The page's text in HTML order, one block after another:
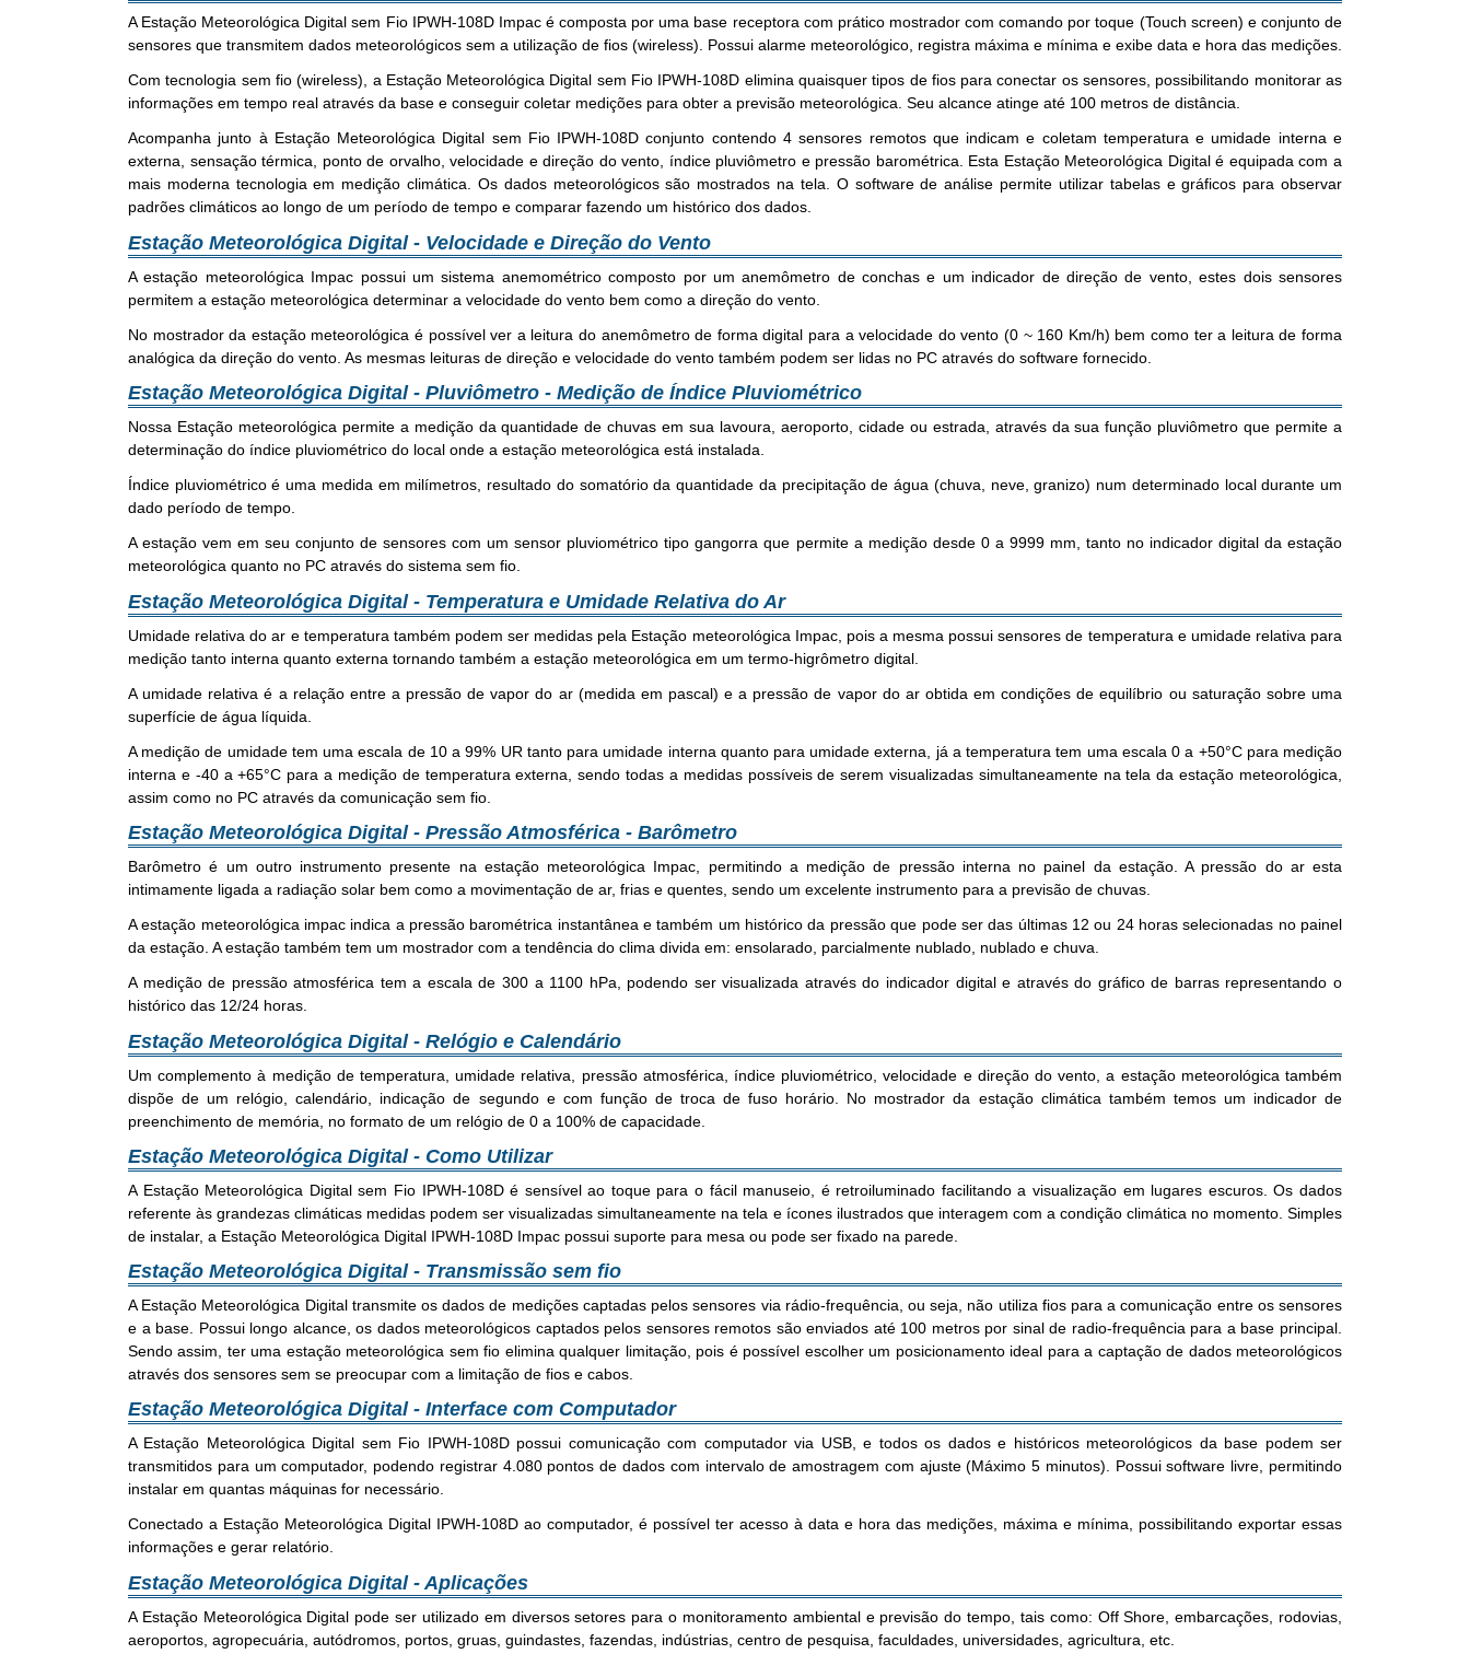
A Estação Meteorológica Digital sem Fio IPWH-108D Impac é composta por uma base receptora com prático mostrador com comando por toque (Touch screen) e conjunto de
sensores que transmitem dados meteorológicos sem a utilização de fios (wireless). Possui alarme meteorológico, registra máxima e mínima e exibe data e hora das medições.
Com tecnologia sem fio (wireless), a Estação Meteorológica Digital sem Fio IPWH-108D elimina quaisquer tipos de fios para conectar os sensores, possibilitando monitorar as
informações em tempo real através da base e conseguir coletar medições para obter a previsão meteorológica. Seu alcance atinge até 100 metros de distância.
Acompanha junto à Estação Meteorológica Digital sem Fio IPWH-108D conjunto contendo 4 sensores remotos que indicam e coletam temperatura e umidade interna e
externa, sensação térmica, ponto de orvalho, velocidade e direção do vento, índice pluviômetro e pressão barométrica. Esta Estação Meteorológica Digital é equipada com a
mais moderna tecnologia em medição climática. Os dados meteorológicos são mostrados na tela. O software de análise permite utilizar tabelas e gráficos para observar
padrões climáticos ao longo de um período de tempo e comparar fazendo um histórico dos dados.
Estação Meteorológica Digital - Velocidade e Direção do Vento
A estação meteorológica Impac possui um sistema anemométrico composto por um anemômetro de conchas e um indicador de direção de vento, estes dois sensores
permitem a estação meteorológica determinar a velocidade do vento bem como a direção do vento.
No mostrador da estação meteorológica é possível ver a leitura do anemômetro de forma digital para a velocidade do vento (0 ~ 160 Km/h) bem como ter a leitura de forma
analógica da direção do vento. As mesmas leituras de direção e velocidade do vento também podem ser lidas no PC através do software fornecido.
Estação Meteorológica Digital - Pluviômetro - Medição de Índice Pluviométrico
Nossa Estação meteorológica permite a medição da quantidade de chuvas em sua lavoura, aeroporto, cidade ou estrada, através da sua função pluviômetro que permite a
determinação do índice pluviométrico do local onde a estação meteorológica está instalada.
Índice pluviométrico é uma medida em milímetros, resultado do somatório da quantidade da precipitação de água (chuva, neve, granizo) num determinado local durante um
dado período de tempo.
A estação vem em seu conjunto de sensores com um sensor pluviométrico tipo gangorra que permite a medição desde 0 a 9999 mm, tanto no indicador digital da estação
meteorológica quanto no PC através do sistema sem fio.
Estação Meteorológica Digital - Temperatura e Umidade Relativa do Ar
Umidade relativa do ar e temperatura também podem ser medidas pela Estação meteorológica Impac, pois a mesma possui sensores de temperatura e umidade relativa para
medição tanto interna quanto externa tornando também a estação meteorológica em um termo-higrômetro digital.
A umidade relativa é a relação entre a pressão de vapor do ar (medida em pascal) e a pressão de vapor do ar obtida em condições de equilíbrio ou saturação sobre uma
superfície de água líquida.
A medição de umidade tem uma escala de 10 a 99% UR tanto para umidade interna quanto para umidade externa, já a temperatura tem uma escala 0 a +50°C para medição
interna e -40 a +65°C para a medição de temperatura externa, sendo todas a medidas possíveis de serem visualizadas simultaneamente na tela da estação meteorológica,
assim como no PC através da comunicação sem fio.
Estação Meteorológica Digital - Pressão Atmosférica - Barômetro
Barômetro é um outro instrumento presente na estação meteorológica Impac, permitindo a medição de pressão interna no painel da estação. A pressão do ar esta
intimamente ligada a radiação solar bem como a movimentação de ar, frias e quentes, sendo um excelente instrumento para a previsão de chuvas.
A estação meteorológica impac indica a pressão barométrica instantânea e também um histórico da pressão que pode ser das últimas 12 ou 24 horas selecionadas no painel
da estação. A estação também tem um mostrador com a tendência do clima divida em: ensolarado, parcialmente nublado, nublado e chuva.
A medição de pressão atmosférica tem a escala de 300 a 1100 hPa, podendo ser visualizada através do indicador digital e através do gráfico de barras representando o
histórico das 12/24 horas.
Estação Meteorológica Digital - Relógio e Calendário
Um complemento à medição de temperatura, umidade relativa, pressão atmosférica, índice pluviométrico, velocidade e direção do vento, a estação meteorológica também
dispõe de um relógio, calendário, indicação de segundo e com função de troca de fuso horário. No mostrador da estação climática também temos um indicador de
preenchimento de memória, no formato de um relógio de 0 a 100% de capacidade.
Estação Meteorológica Digital - Como Utilizar
A Estação Meteorológica Digital sem Fio IPWH-108D é sensível ao toque para o fácil manuseio, é retroiluminado facilitando a visualização em lugares escuros. Os dados
referente às grandezas climáticas medidas podem ser visualizadas simultaneamente na tela e ícones ilustrados que interagem com a condição climática no momento. Simples
de instalar, a Estação Meteorológica Digital IPWH-108D Impac possui suporte para mesa ou pode ser fixado na parede.
Estação Meteorológica Digital - Transmissão sem fio
A Estação Meteorológica Digital transmite os dados de medições captadas pelos sensores via rádio-frequência, ou seja, não utiliza fios para a comunicação entre os sensores
e a base. Possui longo alcance, os dados meteorológicos captados pelos sensores remotos são enviados até 100 metros por sinal de radio-frequência para a base principal.
Sendo assim, ter uma estação meteorológica sem fio elimina qualquer limitação, pois é possível escolher um posicionamento ideal para a captação de dados meteorológicos
através dos sensores sem se preocupar com a limitação de fios e cabos.
Estação Meteorológica Digital - Interface com Computador
A Estação Meteorológica Digital sem Fio IPWH-108D possui comunicação com computador via USB, e todos os dados e históricos meteorológicos da base podem ser
transmitidos para um computador, podendo registrar 4.080 pontos de dados com intervalo de amostragem com ajuste (Máximo 5 minutos). Possui software livre, permitindo
instalar em quantas máquinas for necessário.
Conectado a Estação Meteorológica Digital IPWH-108D ao computador, é possível ter acesso à data e hora das medições, máxima e mínima, possibilitando exportar essas
informações e gerar relatório.
Estação Meteorológica Digital - Aplicações
A Estação Meteorológica Digital pode ser utilizado em diversos setores para o monitoramento ambiental e previsão do tempo, tais como: Off Shore, embarcações, rodovias,
aeroportos, agropecuária, autódromos, portos, gruas, guindastes, fazendas, indústrias, centro de pesquisa, faculdades, universidades, agricultura, etc.